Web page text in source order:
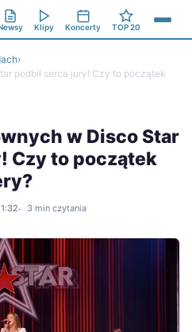
Klipy Koncerty TOP 20
›
podbił serca jury! Czy to początek
w Disco Star
Czy to początek
3 min czytania